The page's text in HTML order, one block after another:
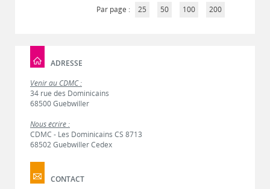
Par page :
25 50 100 200
ADRESSE
Venir au CDMC :
34 rue des Dominicains
68500 Guebwiller
Nous écrire :
CDMC - Les Dominicains CS 8713
68502 Guebwiller Cedex
CONTACT